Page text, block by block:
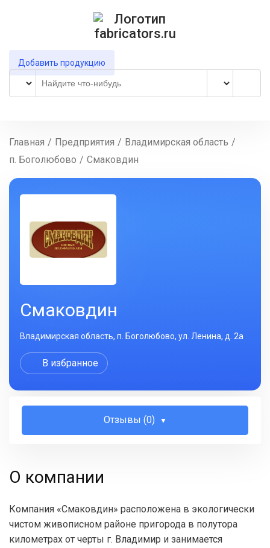
Добавить продукцию
Главная / Предприятия / Владимирская область /
п. Боголюбово / Смаковдин
Смаковдин
Владимирская область, п. Боголюбово, ул. Ленина, д. 2а
В избранное
Отзывы (0)
О компании
Компания «Смаковдин» расположена в экологически
чистом живописном районе пригорода в полутора
километрах от черты г. Владимир и занимается